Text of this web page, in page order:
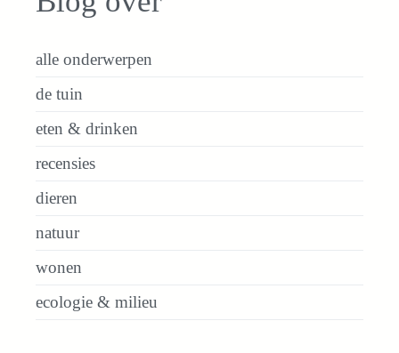
alle onderwerpen
de tuin
eten & drinken
recensies
dieren
natuur
wonen
ecologie & milieu